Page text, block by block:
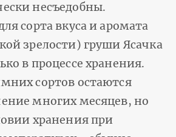
несъедобны.
сорта вкуса и аромата
зрелости) груши Ясачка
в процессе хранения.
сортов остаются
многих месяцев, но
хранения при